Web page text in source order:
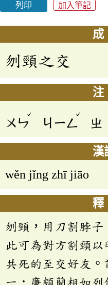
列印 加入筆記
刎頸之交
ㄨㄣ
ˇ
ㄐㄧㄥ
ˇ
ㄓ
漢
wěn jǐng zhī jiāo
刎頸，用刀割脖
此可為對方割頸以
共死的至交好友
一．廉頗藺相如列